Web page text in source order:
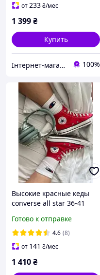
от233₴/мес
1 399₴
Купить
Інтернет-магазин взуття "Мінімалочка" 100%
Высокие красные кеды
converse all star 36-41
Готово к отправке
4.6 (8)
от 141 ₴/мес
1 410₴